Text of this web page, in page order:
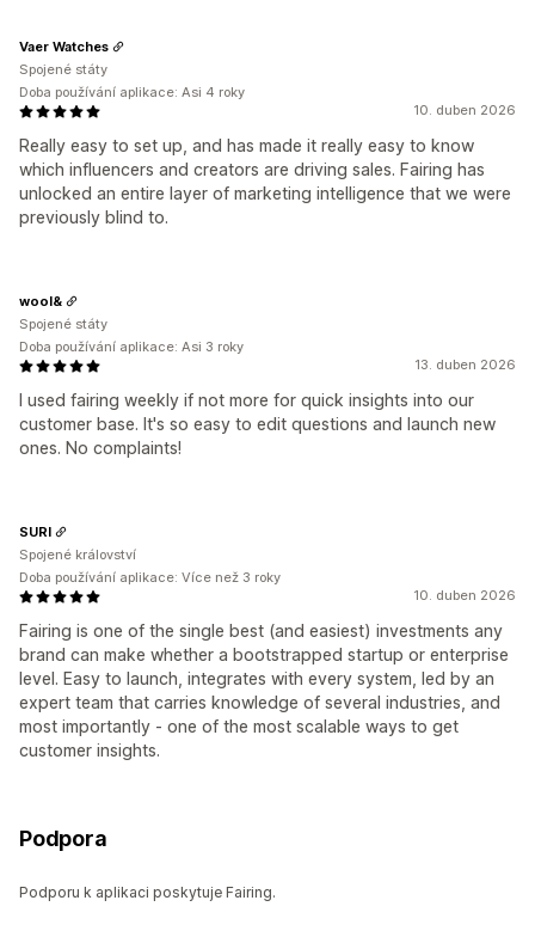
10. duben 2026
Really easy to set up, and has made it really easy to know
which influencers and creators are driving sales. Fairing has
unlocked an entire layer of marketing intelligence that we were
previously blind to.
Vaer Watches
Spojené státy
Doba používání aplikace: Asi 4 roky
13. duben 2026
I used fairing weekly if not more for quick insights into our
customer base. It's so easy to edit questions and launch new
ones. No complaints!
wool&
Spojené státy
Doba používání aplikace: Asi 3 roky
10. duben 2026
Fairing is one of the single best (and easiest) investments any
brand can make whether a bootstrapped startup or enterprise
level. Easy to launch, integrates with every system, led by an
expert team that carries knowledge of several industries, and
most importantly - one of the most scalable ways to get
customer insights.
SURI
Spojené království
Doba používání aplikace: Více než 3 roky
Podpora
Podporu k aplikaci poskytuje Fairing.